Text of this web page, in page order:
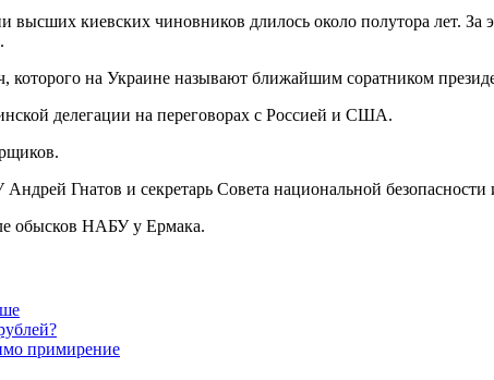
киевских чиновников длилось около полутора лет. За
на Украине называют ближайшим соратником
делегации на переговорах с Россией и США.
Гнатов и секретарь Совета национальной
обысков НАБУ у Ермака.
примирение